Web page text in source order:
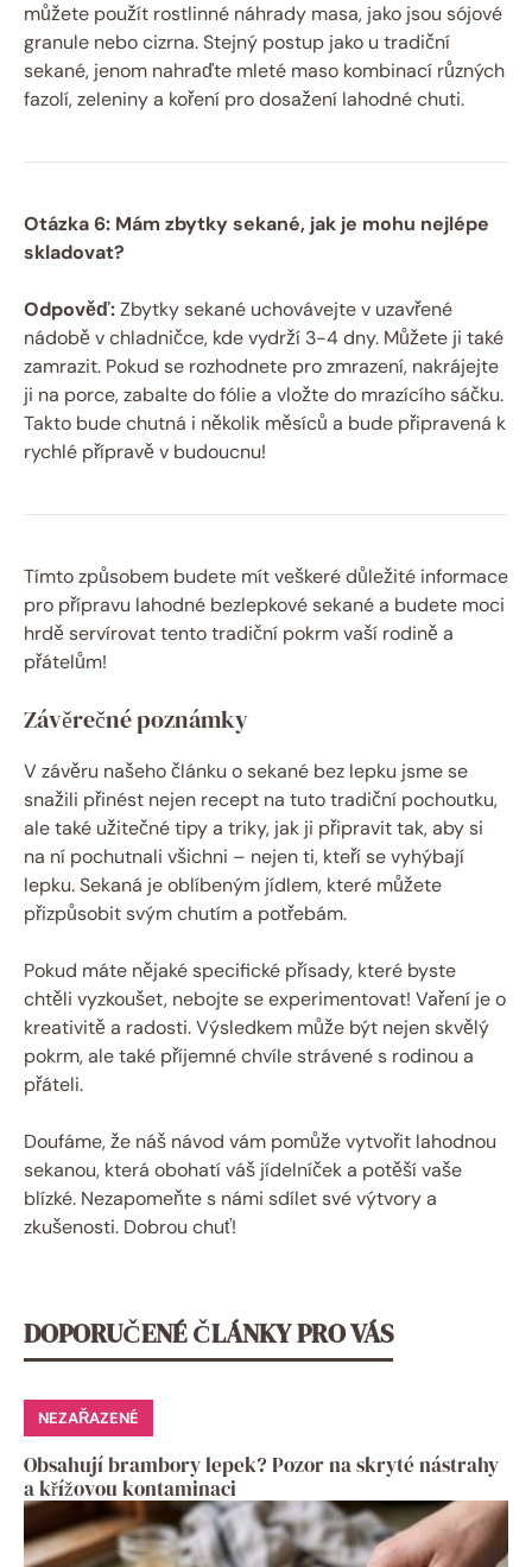
můžete použít rostlinné náhrady masa, jako jsou sójové
granule nebo cizrna. Stejný postup jako u tradiční
sekané, jenom nahraďte mleté maso kombinací různých
fazolí, zeleniny a koření pro dosažení lahodné chuti.
Otázka 6: Mám zbytky sekané, jak je mohu nejlépe
skladovat?
Odpověď:Zbytky sekané uchovávejte v uzavřené
nádobě v chladničce, kde vydrží 3-4 dny. Můžete ji také
zamrazit. Pokud se rozhodnete pro zmrazení, nakrájejte
ji na porce, zabalte do fólie a vložte do mrazícího sáčku.
Takto bude chutná i několik měsíců a bude připravená k
rychlé přípravě v budoucnu!
Tímto způsobem budete mít veškeré důležité informace
pro přípravu lahodné bezlepkové sekané a budete moci
hrdě servírovat tento tradiční pokrm vaší rodině a
přátelům!
Závěrečné poznámky
V závěru našeho článku o sekané bez lepku jsme se
snažili přinést nejen recept na tuto tradiční pochoutku,
ale také užitečné tipy a triky, jak ji připravit tak, aby si
na ní pochutnali všichni – nejen ti, kteří se vyhýbají
lepku. Sekaná je oblíbeným jídlem, které můžete
přizpůsobit svým chutím a potřebám.
Pokud máte nějaké specifické přísady, které byste
chtěli vyzkoušet, nebojte se experimentovat! Vaření je o
kreativitě a radosti. Výsledkem může být nejen skvělý
pokrm, ale také příjemné chvíle strávené s rodinou a
přáteli.
Doufáme, že náš návod vám pomůže vytvořit lahodnou
sekanou, která obohatí váš jídelníček a potěší vaše
blízké. Nezapomeňte s námi sdílet své výtvory a
zkušenosti. Dobrou chuť!
DOPORUČENÉ ČLÁNKY PRO VÁS
NEZAŘAZENÉ
Obsahují brambory lepek? Pozor na skryté nástrahy
a křížovou kontaminaci